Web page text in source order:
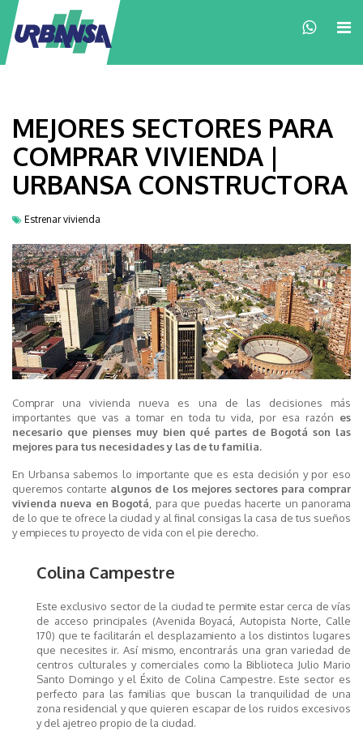
MEJORES SECTORES PARA
COMPRAR VIVIENDA |
URBANSA CONSTRUCTORA
Estrenar vivienda
Comprar una vivienda nueva es una de las decisiones más
importantes que vas a tomar en toda tu vida, por esa razón es
necesario que pienses muy bien qué partes de Bogotá son las
mejores para tus necesidades y las de tu familia.
En Urbansa sabemos lo importante que es esta decisión y por eso
queremos contarte algunos de los mejores sectores para comprar
vivienda nueva en Bogotá , para que puedas hacerte un panorama
de lo que te ofrece la ciudad y al final consigas la casa de tus sueños
y empieces tu proyecto de vida con el pie derecho.
Colina Campestre
Este exclusivo sector de la ciudad te permite estar cerca de vías
de acceso principales (Avenida Boyacá, Autopista Norte, Calle
170) que te facilitarán el desplazamiento a los distintos lugares
que necesites ir. Así mismo, encontrarás una gran variedad de
centros culturales y comerciales como la Biblioteca Julio Mario
Santo Domingo y el Éxito de Colina Campestre. Este sector es
perfecto para las familias que buscan la tranquilidad de una
zona residencial y que quieren escapar de los ruidos excesivos
y del ajetreo propio de la ciudad.